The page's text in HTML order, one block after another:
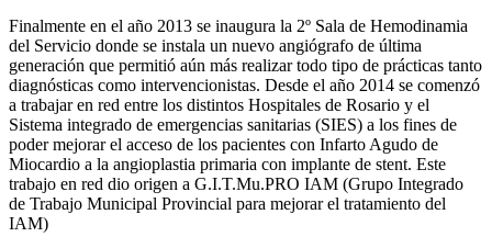
Finalmente en el año 2013 se inaugura la 2º Sala de Hemodinamia
del Servicio donde se instala un nuevo angiógrafo de última
generación que permitió aún más realizar todo tipo de prácticas tanto
diagnósticas como intervencionistas. Desde el año 2014 se comenzó
a trabajar en red entre los distintos Hospitales de Rosario y el
Sistema integrado de emergencias sanitarias (SIES) a los fines de
poder mejorar el acceso de los pacientes con Infarto Agudo de
Miocardio a la angioplastia primaria con implante de stent. Este
trabajo en red dio origen a G.I.T.Mu.PRO IAM (Grupo Integrado
de Trabajo Municipal Provincial para mejorar el tratamiento del
IAM)